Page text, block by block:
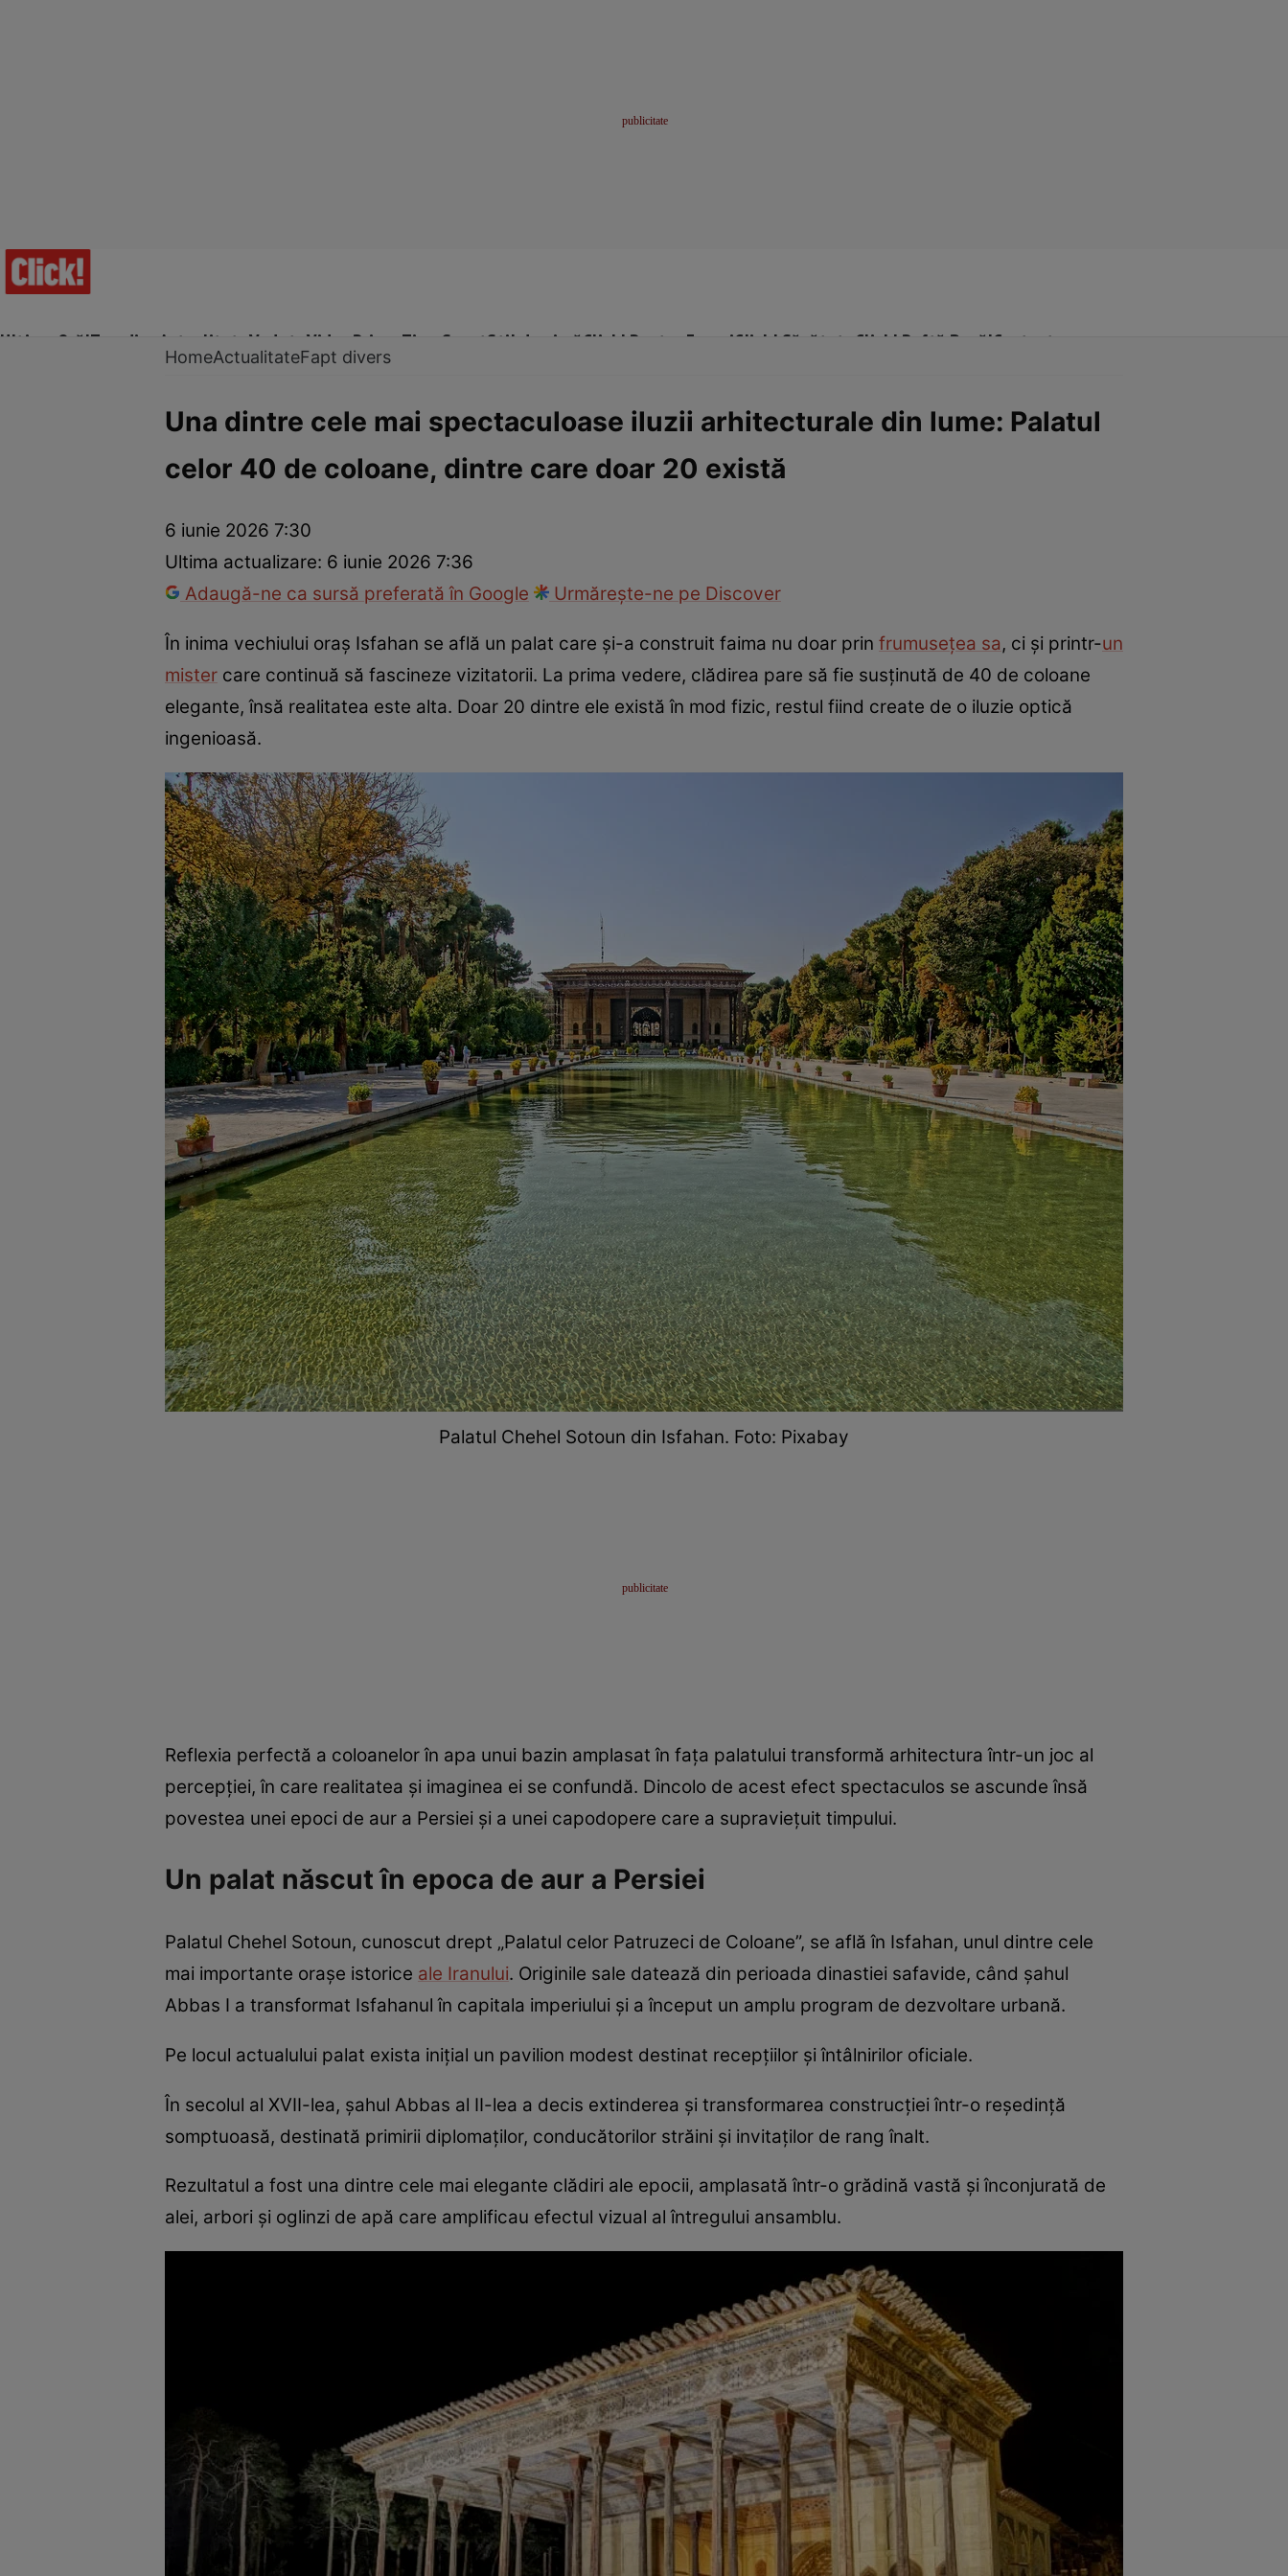
Ultima Oră!Trending Actualitate Vedete Video Prime Time SportStil de viațăClick! Pentru FemeiClick! Sănătate Click! Poftă Bună!Contact
InternaționalFapt diversTehnologie Național Sport
HomeActualitateFapt divers
Una dintre cele mai spectaculoase iluzii arhitecturale din lume: Palatul
celor 40 de coloane, dintre care doar 20 există
6 iunie 2026 7:30
Ultima actualizare: 6 iunie 2026 7:36
Adaugă-ne ca sursă preferată în Google
Urmărește-ne pe Discover
În inima vechiului oraș Isfahan se află un palat care și-a construit faima nu doar prin frumusețea sa, ci și printr-un
mister care continuă să fascineze vizitatorii. La prima vedere, clădirea pare să fie susținută de 40 de coloane
elegante, însă realitatea este alta. Doar 20 dintre ele există în mod fizic, restul fiind create de o iluzie optică
ingenioasă.
Palatul Chehel Sotoun din Isfahan. Foto: Pixabay
Reflexia perfectă a coloanelor în apa unui bazin amplasat în fața palatului transformă arhitectura într-un joc al
percepției, în care realitatea și imaginea ei se confundă. Dincolo de acest efect spectaculos se ascunde însă
povestea unei epoci de aur a Persiei și a unei capodopere care a supraviețuit timpului.
Un palat născut în epoca de aur a Persiei
Palatul Chehel Sotoun, cunoscut drept „Palatul celor Patruzeci de Coloane”, se află în Isfahan, unul dintre cele
mai importante orașe istorice ale Iranului. Originile sale datează din perioada dinastiei safavide, când șahul
Abbas I a transformat Isfahanul în capitala imperiului și a început un amplu program de dezvoltare urbană.
Pe locul actualului palat exista inițial un pavilion modest destinat recepțiilor și întâlnirilor oficiale.
În secolul al XVII-lea, șahul Abbas al II-lea a decis extinderea și transformarea construcției într-o reședință
somptuoasă, destinată primirii diplomaților, conducătorilor străini și invitaților de rang înalt.
Rezultatul a fost una dintre cele mai elegante clădiri ale epocii, amplasată într-o grădină vastă și înconjurată de
alei, arbori și oglinzi de apă care amplificau efectul vizual al întregului ansamblu.